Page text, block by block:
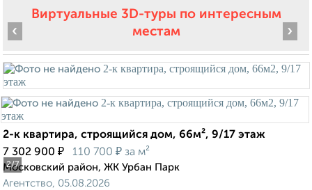
Виртуальные 3D-туры по интересным
местам
2/7
‹ ›
2-к квартира, строящийся дом, 66м², 9/17 этаж
7 302 900 ₽ 110 700 ₽ за м²
Московский район, ЖК Урбан Парк
Агентство, 05.08.2026